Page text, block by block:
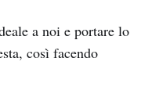
a noi e portare lo
così facendo